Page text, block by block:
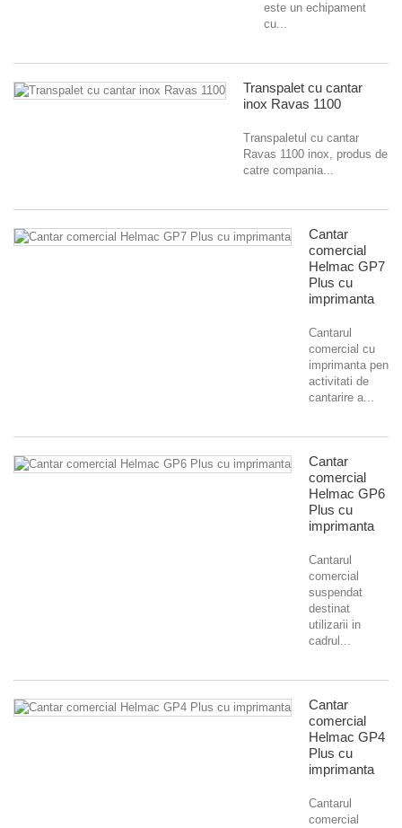
este un echipament
cu...
Transpalet cu cantar
inox Ravas 1100
Transpaletul cu cantar
Ravas 1100 inox, produs de
catre compania...
Cantar
comercial
Helmac GP7
Plus cu
imprimanta
Cantarul
comercial cu
imprimanta pentru
activitati de
cantarire a...
Cantar
comercial
Helmac GP6
Plus cu
imprimanta
Cantarul
comercial
suspendat
destinat
utilizarii in
cadrul...
Cantar
comercial
Helmac GP4
Plus cu
imprimanta
Cantarul
comercial